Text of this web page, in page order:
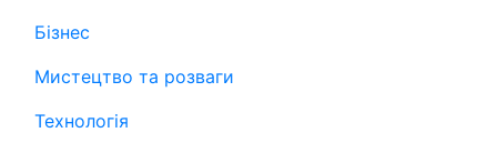
Бізнес
Мистецтво та розваги
Технологія